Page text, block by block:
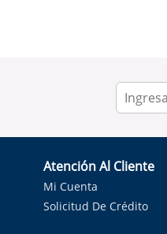
Atención Al Cliente
Mi Cuenta
Solicitud De Crédito